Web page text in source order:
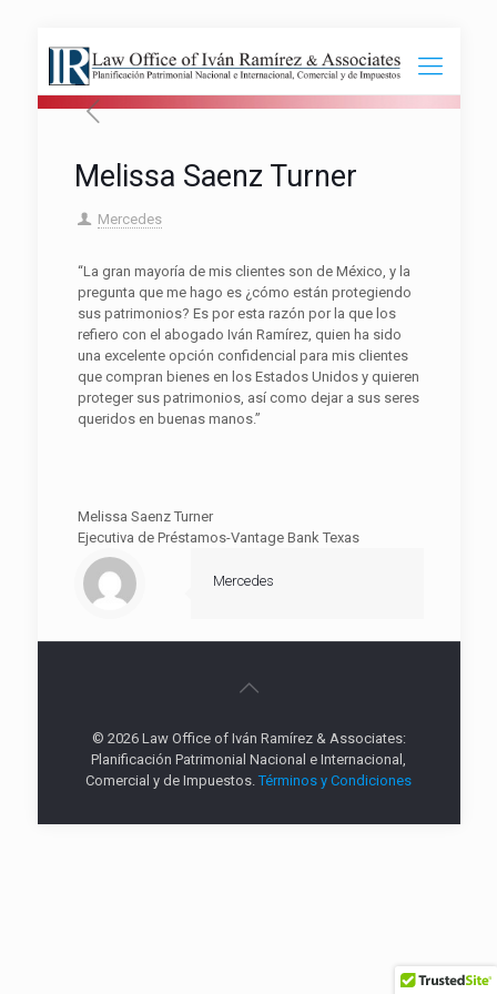
Melissa Saenz Turner
Mercedes
“La gran mayoría de mis clientes son de México, y la
pregunta que me hago es ¿cómo están protegiendo
sus patrimonios? Es por esta razón por la que los
refiero con el abogado Iván Ramírez, quien ha sido
una excelente opción confidencial para mis clientes
que compran bienes en los Estados Unidos y quieren
proteger sus patrimonios, así como dejar a sus seres
queridos en buenas manos.”
Melissa Saenz Turner
Ejecutiva de Préstamos-Vantage Bank Texas
Mercedes
© 2026 Law Office of Iván Ramírez & Associates:
Planificación Patrimonial Nacional e Internacional,
Comercial y de Impuestos.Términos y Condiciones